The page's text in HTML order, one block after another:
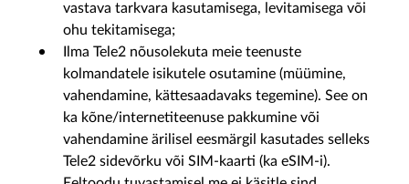
vastava tarkvara kasutamisega, levitamisega või
ohu tekitamisega;
Ilma Tele2 nõusolekuta meie teenuste
kolmandatele isikutele osutamine (müümine,
vahendamine, kättesaadavaks tegemine). See on
ka kõne/internetiteenuse pakkumine või
vahendamine ärilisel eesmärgil kasutades selleks
Tele2 sidevõrku või SIM-kaarti (ka eSIM-i).